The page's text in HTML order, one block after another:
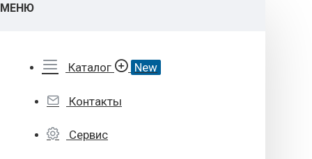
МЕНЮ
Каталог New
Контакты
Сервис